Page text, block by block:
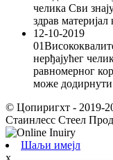
челика Сви
здрав
12-10-2019
нерђајућег
равномерног
може
© Цопиригхт - 2019-
Стаинлесс Стеел
Шаљи имејл